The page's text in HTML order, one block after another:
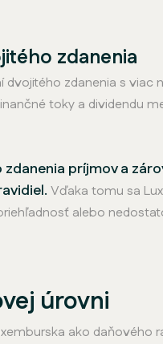
zdanenia
zdanenia s viac
toky a dividendu
príjmov a
Vďaka tomu sa
alebo
úrovni
ako daňového